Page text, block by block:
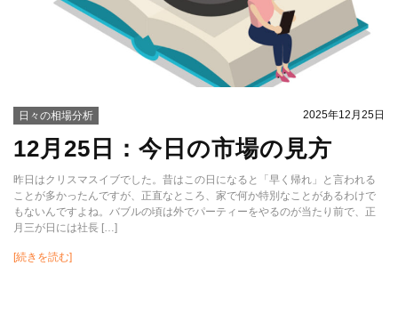
日々の相場分析 2025年12月25日
12月25日：今日の市場の見方
昨日はクリスマスイブでした。昔はこの日になると「早く帰れ」と言われる
ことが多かったんですが、正直なところ、家で何か特別なことがあるわけで
もないんですよね。バブルの頃は外でパーティーをやるのが当たり前で、正
月三が日には社長 […]
[続きを読む]